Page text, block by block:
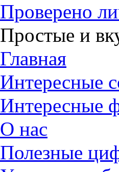
Проверено
Простые и
Главная
Интересные
Интересные
О нас
Полезные